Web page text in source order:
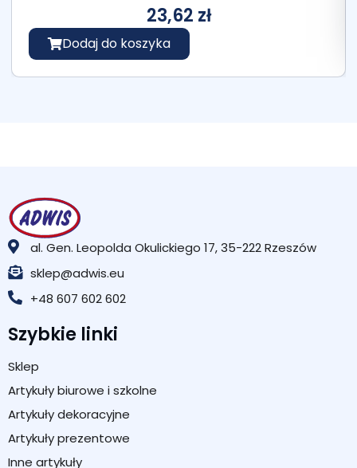
23,62 zł
Dodaj do koszyka
al. Gen. Leopolda Okulickiego 17, 35-222 Rzeszów
sklep@adwis.eu
+48 607 602 602
Szybkie linki
Sklep
Artykuły biurowe i szkolne
Artykuły dekoracyjne
Artykuły prezentowe
Inne artykuły